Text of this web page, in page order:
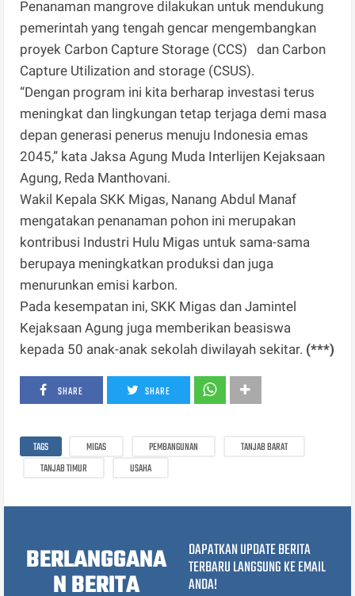
Penanaman mangrove dilakukan untuk mendukung
pemerintah yang tengah gencar mengembangkan
proyek Carbon Capture Storage (CCS) dan Carbon
Capture Utilization and storage (CSUS).
“Dengan program ini kita berharap investasi terus
meningkat dan lingkungan tetap terjaga demi masa
depan generasi penerus menuju Indonesia emas
2045,” kata Jaksa Agung Muda Interlijen Kejaksaan
Agung, Reda Manthovani.
Wakil Kepala SKK Migas, Nanang Abdul Manaf
mengatakan penanaman pohon ini merupakan
kontribusi Industri Hulu Migas untuk sama-sama
berupaya meningkatkan produksi dan juga
menurunkan emisi karbon.
Pada kesempatan ini, SKK Migas dan Jamintel
Kejaksaan Agung juga memberikan beasiswa
kepada 50 anak-anak sekolah diwilayah sekitar. (***)
SHARE SHARE
TAGS MIGAS PEMBANGUNAN
TANJAB BARAT
TANJAB TIMUR
USAHA
BERLANGGANA
N BERITA
DAPATKAN UPDATE BERITA
TERBARU LANGSUNG KE EMAIL
ANDA!